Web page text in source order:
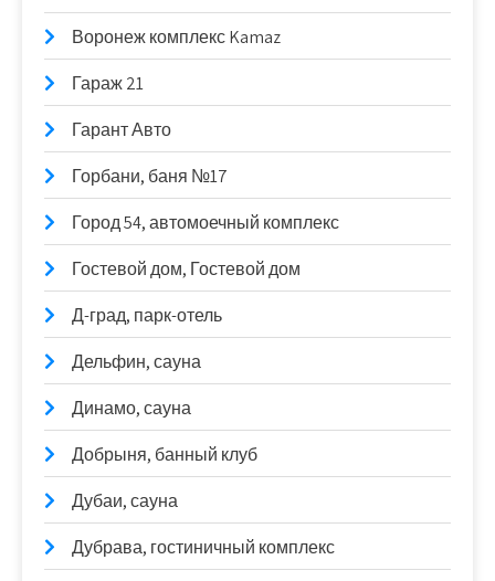
Воронеж комплекс Kamaz
Гараж 21
Гарант Авто
Горбани, баня №17
Город 54, автомоечный комплекс
Гостевой дом, Гостевой дом
Д-град, парк-отель
Дельфин, сауна
Динамо, сауна
Добрыня, банный клуб
Дубаи, сауна
Дубрава, гостиничный комплекс